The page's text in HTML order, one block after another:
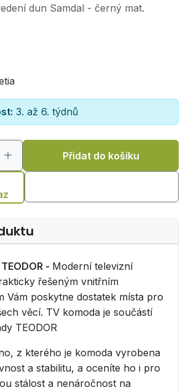
dun Samdal - černý mat.
3. až 6. týdnů
Přidat do košíku
- Moderní televizní
řešeným vnitřním
Vám poskytne dostatek místa pro
věcí. TV komoda je součástí
TEODOR
z kterého je komoda vyrobena
a stabilitu, a oceníte ho i pro
stálost a nenáročnost na